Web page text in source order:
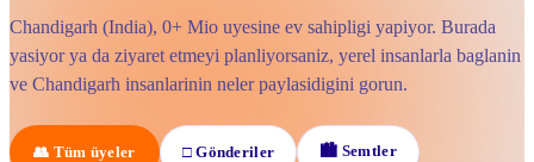
Chandigarh (India), 0+ Mio uyesine ev sahipligi yapiyor. Burada
yasiyor ya da ziyaret etmeyi planliyorsaniz, yerel insanlarla baglanin
ve Chandigarh insanlarinin neler paylasidigini gorun.
👥 Tüm üyeler □Gönderiler 🏙 Semtler